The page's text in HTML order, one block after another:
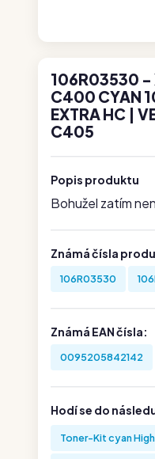
106R03530 -
C400 CYAN
EXTRA HC |
C405
Popis produktu
Bohužel zatím
Známá čísla
106R03530
Známá EAN čísla:
0095205842142
Hodí se do
Toner-Kit cyan